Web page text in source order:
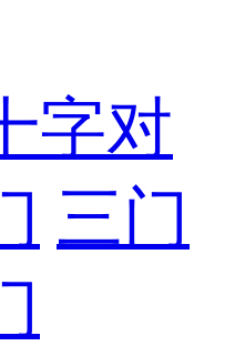
字对
三门